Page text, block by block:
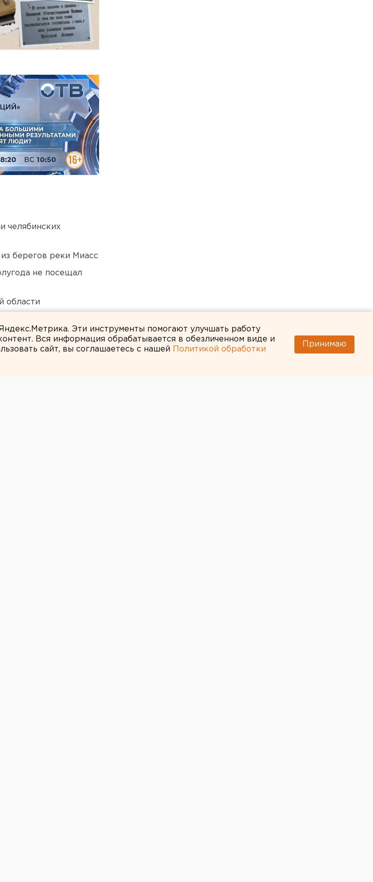
челябинских
берегов реки Миасс
не посещал
области
Эти инструменты помогают улучшать работу
Вся информация обрабатывается в обезличенном виде и
сайт, вы соглашаетесь с нашей
Политикой обработки
Принимаю